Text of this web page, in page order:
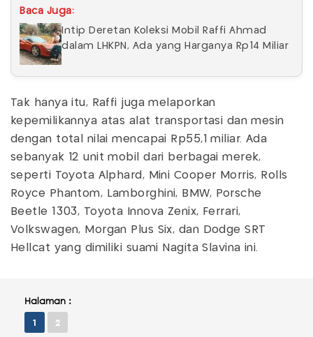
Baca Juga:
Intip Deretan Koleksi Mobil Raffi Ahmad
dalam LHKPN, Ada yang Harganya Rp14 Miliar
Tak hanya itu, Raffi juga melaporkan
kepemilikannya atas alat transportasi dan mesin
dengan total nilai mencapai Rp55,1 miliar. Ada
sebanyak 12 unit mobil dari berbagai merek,
seperti Toyota Alphard, Mini Cooper Morris, Rolls
Royce Phantom, Lamborghini, BMW, Porsche
Beetle 1303, Toyota Innova Zenix, Ferrari,
Volkswagen, Morgan Plus Six, dan Dodge SRT
Hellcat yang dimiliki suami Nagita Slavina ini.
Halaman :
1 2